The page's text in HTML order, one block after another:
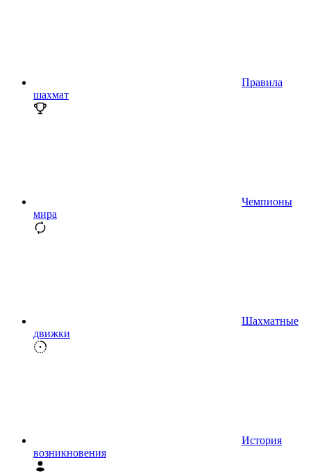
Правила
шахмат
Чемпионы
мира
Шахматные
движки
История
возникновения